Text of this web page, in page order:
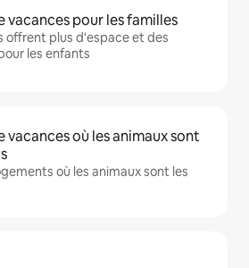
vacances pour les familles
offrent plus d'espace et des
les enfants
vacances où les animaux sont
où les animaux sont les